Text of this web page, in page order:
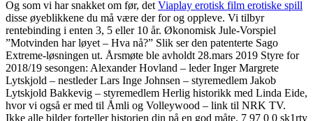
Og som vi har snakket om før, det Viaplay erotisk film erotiske spill
disse øyeblikkene du må være der for og oppleve. Vi tilbyr
rentebinding i enten 3, 5 eller 10 år. Økonomisk Jule-Vorspiel
”Motvinden har løyet – Hva nå?” Slik ser den patenterte Sago
Extreme-løsningen ut. Årsmøte ble avholdt 28.mars 2019 Styre for
2018/19 sesongen: Alexander Hovland – leder Inger Margrete
Lytskjold – nestleder Lars Inge Johnsen – styremedlem Jakob
Lytskjold Bakkevig – styremedlem Herlig historikk med Linda Eide,
hvor vi også er med til Åmli og Volleywood – link til NRK TV.
Ikke alle bilder forteller historien din på en god måte. 7 97 0 0 sk1rty